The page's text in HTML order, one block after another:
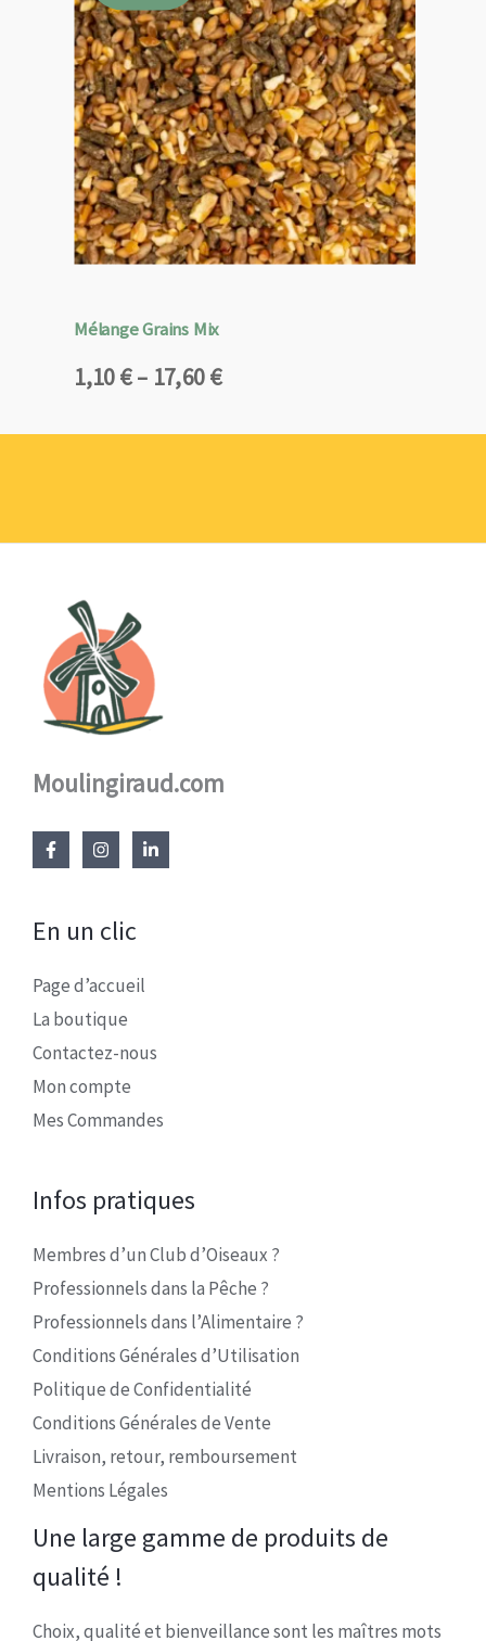
Mélange Grains Mix
1,10€– 17,60€
Plage
prix :
Moulingiraud.com
En un clic
Page d’accueil
La boutique
Contactez-nous
Mon compte
Mes Commandes
Infos pratiques
Membres d’un Club d’Oiseaux ?
Professionnels dans la Pêche ?
Professionnels dans l’Alimentaire ?
Conditions Générales d’Utilisation
Politique de Confidentialité
Conditions Générales de Vente
Livraison, retour, remboursement
Mentions Légales
Une large gamme de produits de
qualité !
Choix, qualité et bienveillance sont les maîtres mots